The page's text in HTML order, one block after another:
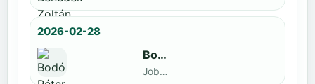
2026-02-28
Bodó Péter
Jobbak · döntős: Kocsó Sándor